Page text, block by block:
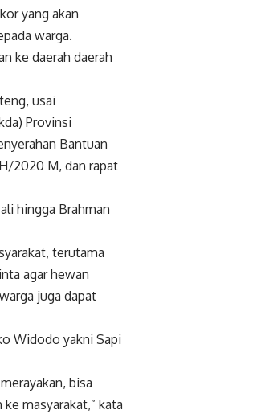
yang akan
warga.
ke daerah daerah
usai
Provinsi
Bantuan
2020 M, dan rapat
hingga Brahman
terutama
agar hewan
juga dapat
Widodo yakni Sapi
bisa
masyarakat,” kata